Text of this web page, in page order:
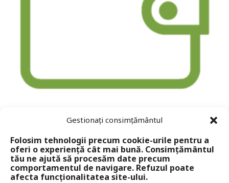
Gestionați consimțământul
Folosim tehnologii precum cookie-urile pentru a
oferi o experiență cât mai bună. Consimțământul
tău ne ajută să procesăm date precum
comportamentul de navigare. Refuzul poate
afecta funcționalitatea site-ului.